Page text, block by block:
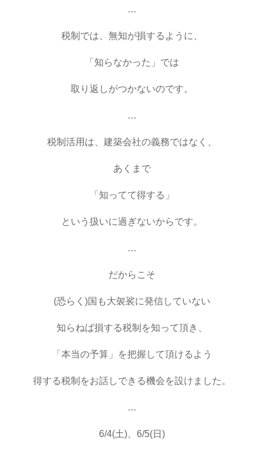
…
税制では、無知が損するように、
「知らなかった」では
取り返しがつかないのです。
…
税制活用は、建築会社の義務ではなく、
あくまで
「知ってて得する」
という扱いに過ぎないからです。
…
だからこそ
(恐らく)国も大袈裟に発信していない
知らねば損する税制を知って頂き、
「本当の予算」を把握して頂けるよう
得する税制をお話しできる機会を設けました。
…
6/4(土)、6/5(日)